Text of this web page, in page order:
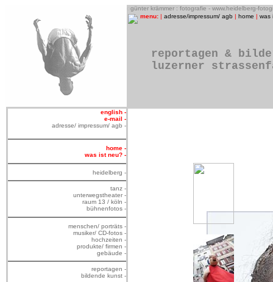
günter krämmer : fotografie - www.heidelberg-
menu: | adresse/impressum/ agb | home | was
reportagen &
luzerner
english -
e-mail -
adresse/ impressum/ agb -
home -
was ist neu? -
heidelberg -
tanz -
unterwegstheater -
raum 13 / köln -
bühnenfotos -
menschen/ porträts -
musiker/ CD-fotos -
hochzeiten -
produkte/ firmen -
gebäude -
reportagen -
bildende kunst -